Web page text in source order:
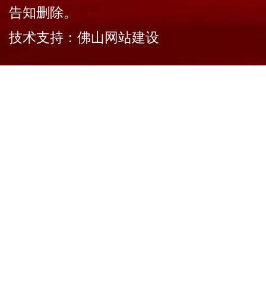
告知删除。
技术支持： 佛山网站建设